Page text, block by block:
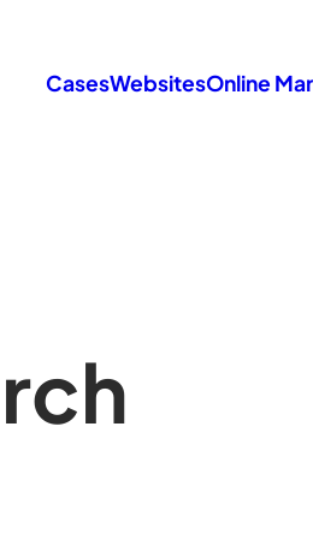
CasesWebsitesOnline